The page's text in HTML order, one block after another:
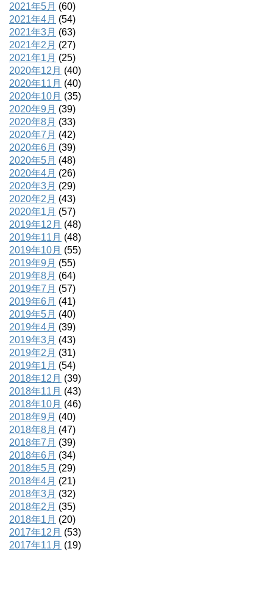
2021年5月 (60)
2021年4月 (54)
2021年3月 (63)
2021年2月 (27)
2021年1月 (25)
2020年12月 (40)
2020年11月 (40)
2020年10月 (35)
2020年9月 (39)
2020年8月 (33)
2020年7月 (42)
2020年6月 (39)
2020年5月 (48)
2020年4月 (26)
2020年3月 (29)
2020年2月 (43)
2020年1月 (57)
2019年12月 (48)
2019年11月 (48)
2019年10月 (55)
2019年9月 (55)
2019年8月 (64)
2019年7月 (57)
2019年6月 (41)
2019年5月 (40)
2019年4月 (39)
2019年3月 (43)
2019年2月 (31)
2019年1月 (54)
2018年12月 (39)
2018年11月 (43)
2018年10月 (46)
2018年9月 (40)
2018年8月 (47)
2018年7月 (39)
2018年6月 (34)
2018年5月 (29)
2018年4月 (21)
2018年3月 (32)
2018年2月 (35)
2018年1月 (20)
2017年12月 (53)
2017年11月 (19)